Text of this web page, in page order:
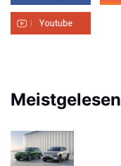
Meistgelesen